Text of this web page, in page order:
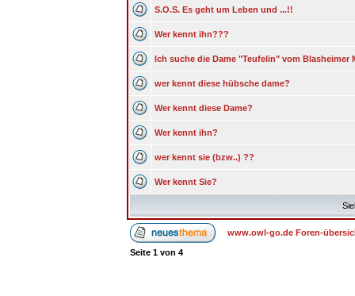
S.O.S. Es geht um Leben und ...!!
Wer kennt ihn???
Ich suche die Dame "Teufelin" vom Blasheimer
wer kennt diese hübsche dame?
Wer kennt diese Dame?
Wer kennt ihn?
wer kennt sie (bzw..) ??
Wer kennt Sie?
www.owl-go.de Foren-
Seite 1 von 4